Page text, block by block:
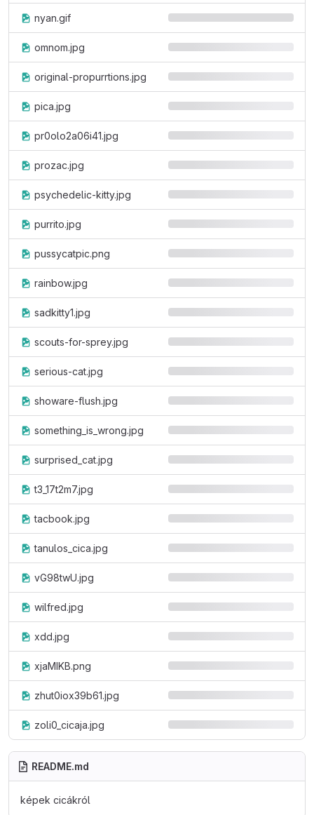
nyan.gif
omnom.jpg
original-propurrtions.jpg
pica.jpg
pr0olo2a06i41.jpg
prozac.jpg
psychedelic-kitty.jpg
purrito.jpg
pussycatpic.png
rainbow.jpg
sadkitty1.jpg
scouts-for-sprey.jpg
serious-cat.jpg
showare-flush.jpg
something_is_wrong.jpg
surprised_cat.jpg
t3_17t2m7.jpg
tacbook.jpg
tanulos_cica.jpg
vG98twU.jpg
wilfred.jpg
xdd.jpg
xjaMIKB.png
zhut0iox39b61.jpg
zoli0_cicaja.jpg
README.md
képek cicákról